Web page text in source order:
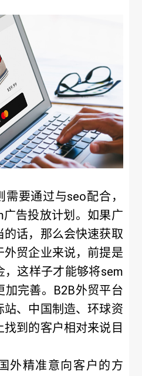
要通过与seo配合，
告投放计划。如果广
话，那么会快速获取
贸企业来说，前提是
，这样子才能够将sem
加完善。B2B外贸平台
站、中国制造、环球资
到的客户相对来说目
外精准意向客户的方